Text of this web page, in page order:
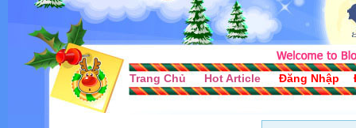
Trang Chủ Hot Article Đăng Nhập